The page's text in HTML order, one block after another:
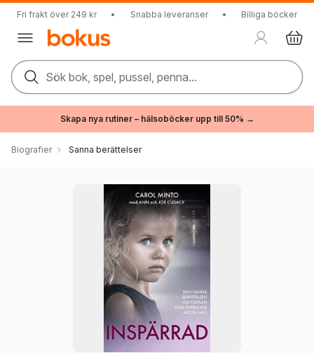
Fri frakt över 249 kr • Snabba leveranser • Billiga böcker
Sök bok, spel, pussel, penna...
Skapa nya rutiner – hälsoböcker upp till 50% →
Biografier Sanna berättelser